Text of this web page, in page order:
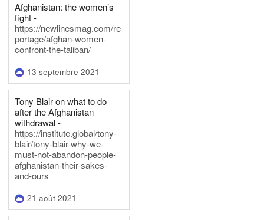
Afghanistan: the women’s
fight -
https://newlinesmag.com/re
portage/afghan-women-
confront-the-taliban/
13 septembre 2021
Tony Blair on what to do
after the Afghanistan
withdrawal -
https://institute.global/tony-
blair/tony-blair-why-we-
must-not-abandon-people-
afghanistan-their-sakes-
and-ours
21 août 2021